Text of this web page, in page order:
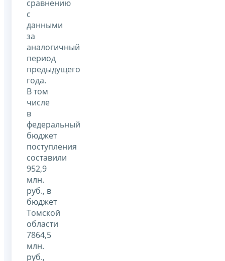
сравнению
с
данными
за
аналогичный
период
предыдущего
года.
В том
числе
в
федеральный
бюджет
поступления
составили
952,9
млн.
руб., в
бюджет
Томской
области
7864,5
млн.
руб.,